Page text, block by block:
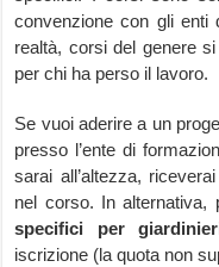
convenzione con gli enti
realtà, corsi del genere
per chi ha perso il lavoro.
Se vuoi aderire a un
presso l’ente di
sarai all’altezza,
nel corso. In alternativa,
specifici per
iscrizione (la quota non